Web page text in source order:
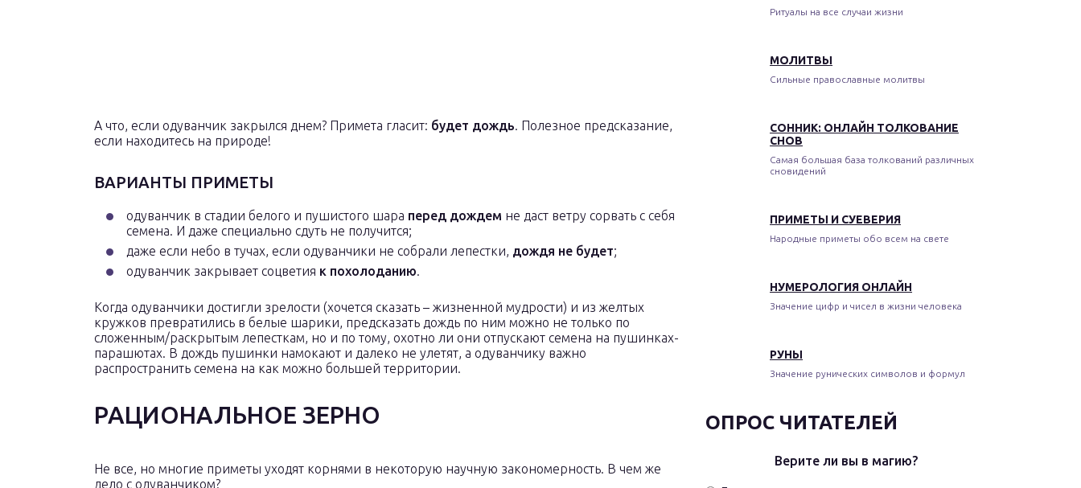
А что, если одуванчик закрылся днем? Примета гласит: будет дождь. Полезное предсказание,
если находитесь на природе!
ВАРИАНТЫ ПРИМЕТЫ
одуванчик в стадии белого и пушистого шара перед дождем не даст ветру сорвать с себя
семена. И даже специально сдуть не получится;
даже если небо в тучах, если одуванчики не собрали лепестки, дождя не будет;
одуванчик закрывает соцветия к похолоданию.
Когда одуванчики достигли зрелости (хочется сказать – жизненной мудрости) и из желтых
кружков превратились в белые шарики, предсказать дождь по ним можно не только по
сложенным/раскрытым лепесткам, но и по тому, охотно ли они отпускают семена на пушинках-
парашютах. В дождь пушинки намокают и далеко не улетят, а одуванчику важно
распространить семена на как можно большей территории.
РАЦИОНАЛЬНОЕ ЗЕРНО
Не все, но многие приметы уходят корнями в некоторую научную закономерность. В чем же
дело с одуванчиком?
Ритуалы на все случаи жизни
МОЛИТВЫ
Сильные православные молитвы
СОННИК: ОНЛАЙН ТОЛКОВАНИЕ
СНОВ
Самая большая база толкований различных
сновидений
ПРИМЕТЫ И СУЕВЕРИЯ
Народные приметы обо всем на свете
НУМЕРОЛОГИЯ ОНЛАЙН
Значение цифр и чисел в жизни человека
РУНЫ
Значение рунических символов и формул
ОПРОС ЧИТАТЕЛЕЙ
Верите ли вы в магию?